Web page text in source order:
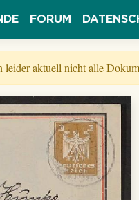
FORUM
aktuell nicht alle